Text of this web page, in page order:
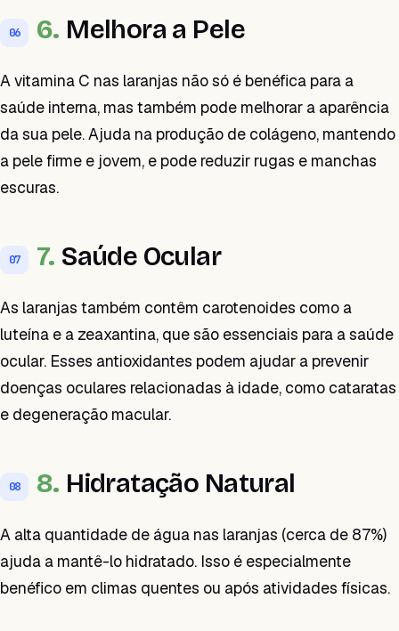
06 6. Melhora a Pele
A vitamina C nas laranjas não só é benéfica para a
saúde interna, mas também pode melhorar a aparência
da sua pele. Ajuda na produção de colágeno, mantendo
a pele firme e jovem, e pode reduzir rugas e manchas
escuras.
07 7. Saúde Ocular
As laranjas também contêm carotenoides como a
luteína e a zeaxantina, que são essenciais para a saúde
ocular. Esses antioxidantes podem ajudar a prevenir
doenças oculares relacionadas à idade, como cataratas
e degeneração macular.
08 8. Hidratação Natural
A alta quantidade de água nas laranjas (cerca de 87%)
ajuda a mantê-lo hidratado. Isso é especialmente
benéfico em climas quentes ou após atividades físicas.